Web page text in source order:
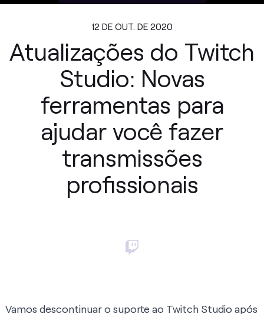
12 DE OUT. DE 2020
Atualizações do Twitch
Studio: Novas
ferramentas para
ajudar você fazer
transmissões
profissionais
Vamos descontinuar o suporte ao Twitch Studio após